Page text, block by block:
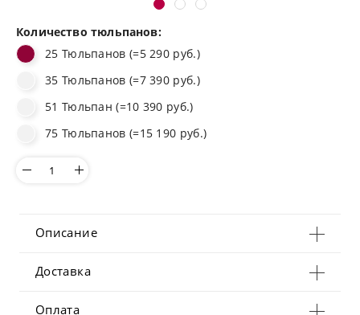
Количество тюльпанов:
25 Тюльпанов (=5 290 руб.)
35 Тюльпанов (=7 390 руб.)
51 Тюльпан (=10 390 руб.)
75 Тюльпанов (=15 190 руб.)
Описание
Доставка
Оплата